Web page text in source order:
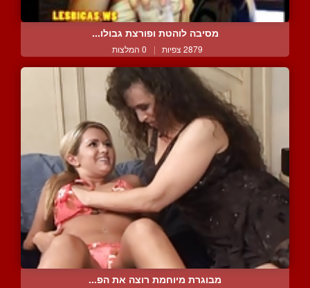
מסיבה לוהטת ופורצת גבולו...
2879 צפיות | 0 המלצות
מבוגרת מיוחמת רוצה את הפ...